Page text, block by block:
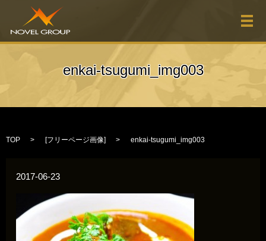
メ
enkai-tsugumi_img003
TOP [フリーページ画像] enkai-tsugumi_img003
2017-06-23